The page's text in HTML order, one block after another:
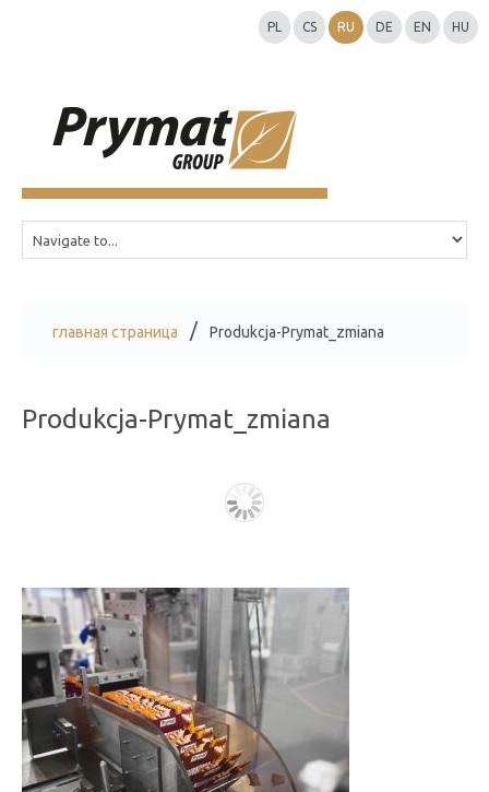
PL CS RU DE EN HU
главная страница Produkcja-Prymat_zmiana
Produkcja-Prymat_zmiana